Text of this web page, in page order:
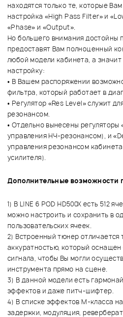
находятся только те, которые
настройка «High Pass Filter» и
«Phase» и «Output».
Но большего внимания достойны
предоставят Вам полноценный
любой модели кабинета, а
настройку:
• В Вашем распоряжении
фильтра, который работает в
• Регулятор «Res Level» служит
резонансом.
• Отдельно вынесены регуляторы
управления НЧ-резонансом), и
управления резонансом
усилителя).
Дополнительные возможности
1) В LINE 6 POD HD500X есть 512
можно настроить и сохранить в
пользовательских ячеек.
2) Встроенный тюнер отличается
аккуратностью, который
сигнала, чтобы Вы могли
инструмента прямо на сцене.
3) В данной модели есть
эффектов и даже питч-шифтер.
4) В списке эффектов М-класса
задержки, модуляция,